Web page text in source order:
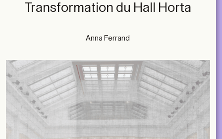
Transformation du Hall Horta
Anna Ferrand